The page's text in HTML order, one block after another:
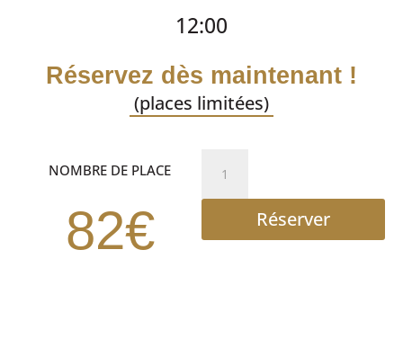
12:00
Réservez dès maintenant !
(places limitées)
NOMBRE DE PLACE
82€
DEJEUNER
SPECTACLERéserver